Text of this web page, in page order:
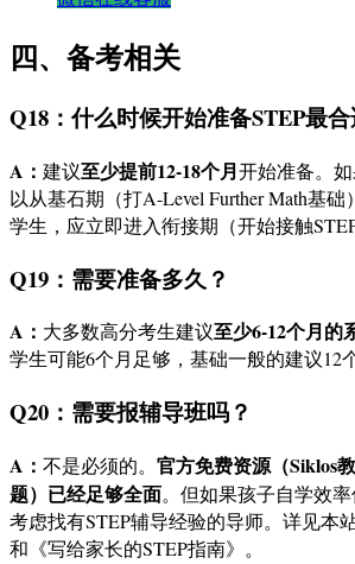
四、备考相关
Q18：什么时候开始准备STEP最合
A： 建议至少提前12-18个月开始准备。
以从基石期（打A-Level Further Math基
学生，应立即进入衔接期（开始接触STEP
Q19：需要准备多久？
A： 大多数高分考生建议至少6-12个月的
学生可能6个月足够，基础一般的建议12
Q20：需要报辅导班吗？
A： 不是必须的。 官方免费资源（Siklos
题）已经足够全面。但如果孩子自学效
考虑找有STEP辅导经验的导师。详见本
和《写给家长的STEP指南》。